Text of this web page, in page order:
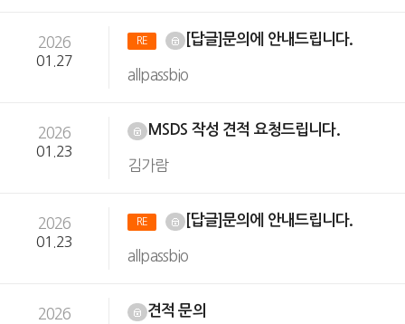
2026
01.27
RE [답글]문의에 안내드립니다.
allpassbio
2026
01.23
MSDS 작성 견적 요청드립니다.
김가람
2026
01.23
RE [답글]문의에 안내드립니다.
allpassbio
2026 견적 문의